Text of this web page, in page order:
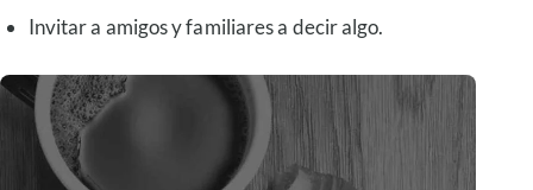
Invitar a amigos y familiares a decir algo.